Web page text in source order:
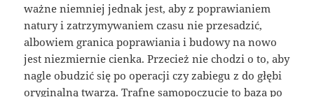
ważne niemniej jednak jest, aby z poprawianiem
natury i zatrzymywaniem czasu nie przesadzić,
albowiem granica poprawiania i budowy na nowo
jest niezmiernie cienka. Przecież nie chodzi o to, aby
nagle obudzić się po operacji czy zabiegu z do głębi
oryginalną twarzą. Trafne samopoczucie to baza po